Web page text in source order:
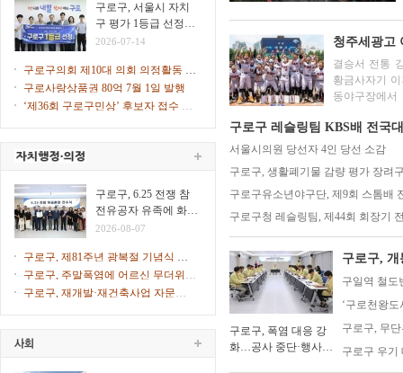
구로구, 서울시 자치
구 평가 1등급 선정…
2026년 지자체 합동평
2026-07-14
구로구의회 제10대 의회 의정활동 시
작
구로사랑상품권 80억 7월 1일 발행
‘제36회 구로구민상’ 후보자 접수 시
구로구, 6.25 전쟁 참
전유공자 유족에 화랑
무공훈장 전수
2026-08-07
구로구, 제81주년 광복절 기념식 개
최
구로구, 주말폭염에 어르신 무더위쉼
터 47개소 문 연다
구로구, 재개발·재건축사업 자문단 1
청주세광고
결승서 전통
황금사자기 이후 44년만에 충
동야구장에
구로구 레슬링팀 KBS배 전국
서울시의원 당선자 4인 당선 소감
구로구, 생활폐기물 감량 평가 장려
구로구유소년야구단, 제9회 스톰배
구로구청 레슬링팀, 제44회 회장기
구로구, 폭염 대응 강
화…공사 중단·행사
구로구,
구일역 철도
‘구로천왕도
구로구, 무
구로구 우기